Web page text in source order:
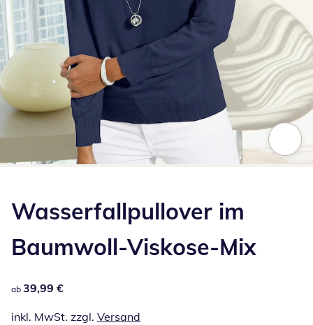
Wasserfallpullover im
Baumwoll-Viskose-Mix
39,99 €
ab 39,99 €
inkl. MwSt. zzgl. Versand